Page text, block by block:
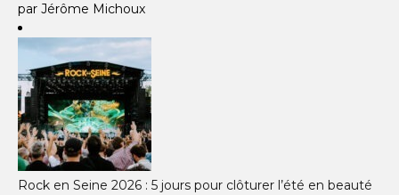
par Jérôme Michoux
Rock en Seine 2026 : 5 jours pour clôturer l’été en beauté